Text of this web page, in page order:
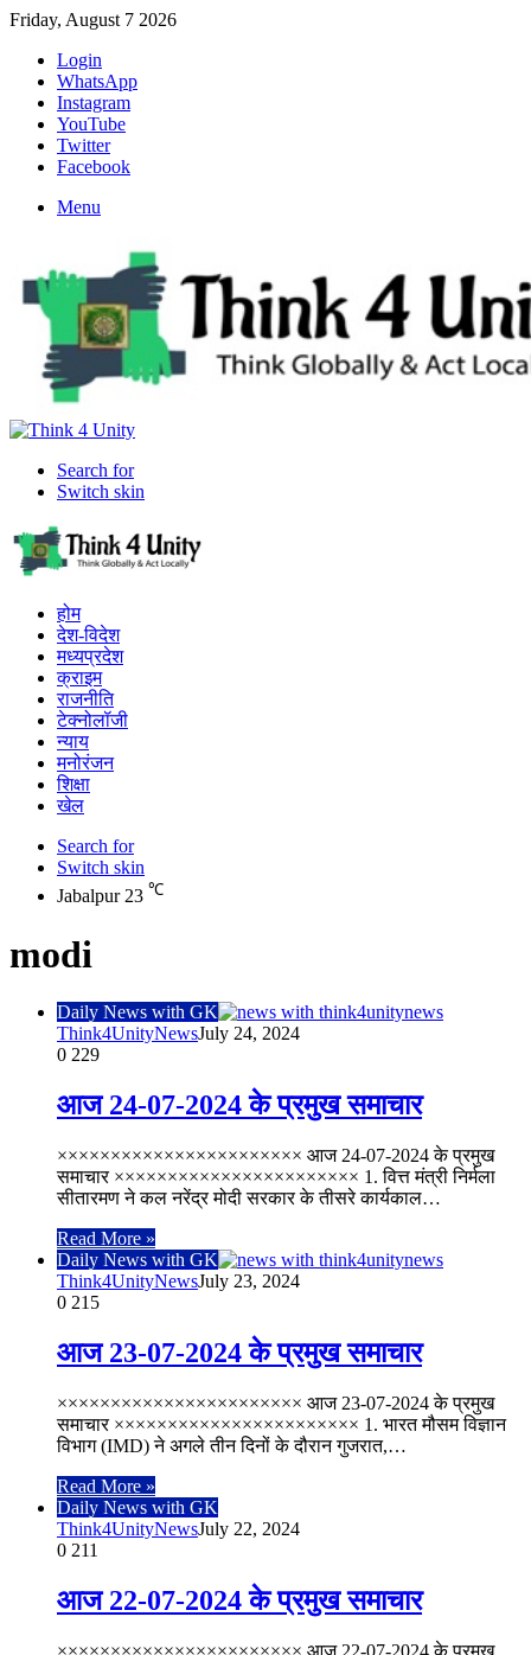
Friday, August 7 2026
Login
WhatsApp
Instagram
YouTube
Twitter
Facebook
Menu
Search for
Switch skin
होम
देश-विदेश
मध्यप्रदेश
क्राइम
राजनीति
टेक्नोलॉजी
न्याय
मनोरंजन
शिक्षा
खेल
Search for
Switch skin
Jabalpur 23 ℃
modi
Daily News with GK
Think4UnityNewsJuly 24, 2024
0 229
आज 24-07-2024 के प्रमुख समाचार
××××××××××××××××××××××× आज 24-07-2024 के प्रमुख
समाचार ××××××××××××××××××××××× 1. वित्त मंत्री निर्मला
सीतारमण ने कल नरेंद्र मोदी सरकार के तीसरे कार्यकाल…
Read More »
Daily News with GK
Think4UnityNewsJuly 23, 2024
0 215
आज 23-07-2024 के प्रमुख समाचार
××××××××××××××××××××××× आज 23-07-2024 के प्रमुख
समाचार ××××××××××××××××××××××× 1. भारत मौसम विज्ञान
विभाग (IMD) ने अगले तीन दिनों के दौरान गुजरात,…
Read More »
Daily News with GK
Think4UnityNewsJuly 22, 2024
0 211
आज 22-07-2024 के प्रमुख समाचार
××××××××××××××××××××××× आज 22-07-2024 के प्रमुख